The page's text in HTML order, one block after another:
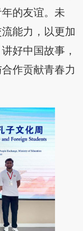
的友谊。未
能力，以更加
好中国故事，
作贡献青春力